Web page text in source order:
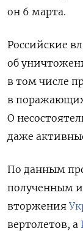
он 6 марта.
Российские
об
в том числе
в
О
даже
По данным
полученным
вторжения
вертолетов, а